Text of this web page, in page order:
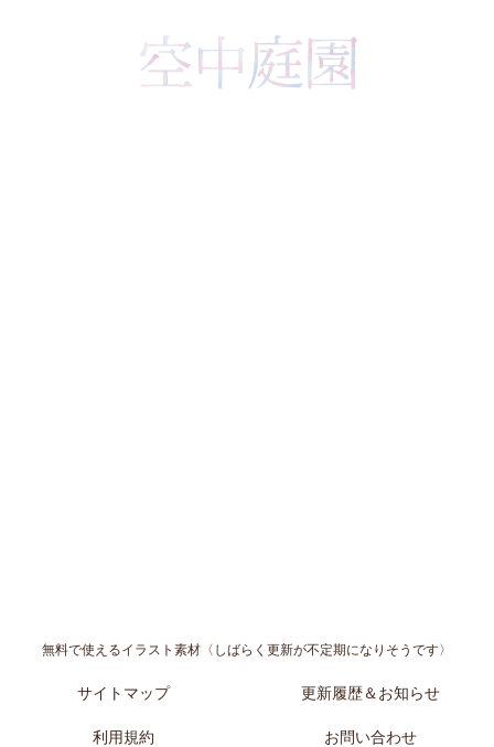
無料で使えるイラスト素材〈しばらく更新が不定期になりそうです〉
サイトマップ 更新履歴＆お知らせ
利用規約 お問い合わせ